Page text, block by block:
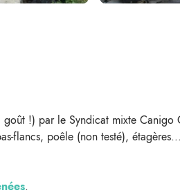
!) par le Syndicat mixte
flancs, poêle (non testé),
.